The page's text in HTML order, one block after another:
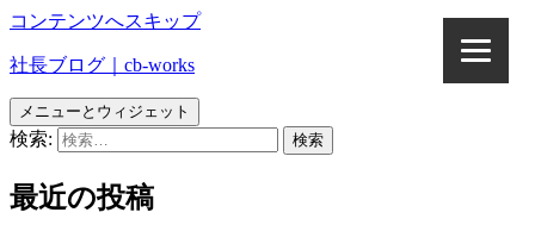
コンテンツへスキップ
社長ブログ｜cb-works
メニューとウィジェット
検索:
最近の投稿